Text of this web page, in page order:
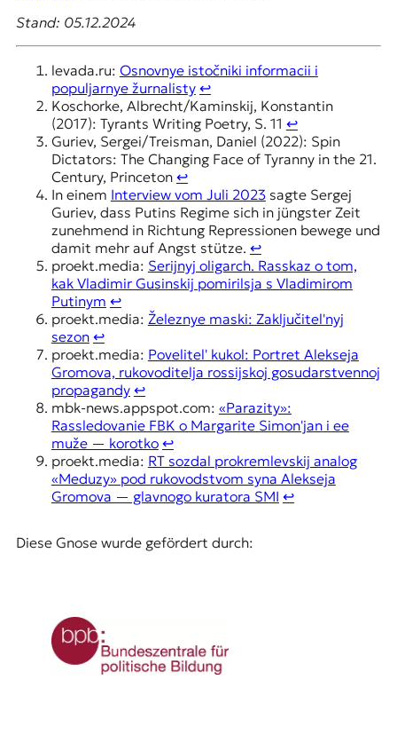
Stand: 05.12.2024
levada.ru: Osnovnye istočniki informacii i
populjarnye žurnalisty ↩︎
Koschorke, Albrecht/Kaminskij, Konstantin
(2017): Tyrants Writing Poetry, S. 11 ↩︎
Guriev, Sergei/Treisman, Daniel (2022): Spin
Dictators: The Changing Face of Tyranny in the 21.
Century, Princeton ↩︎
In einem Interview vom Juli 2023sagte Sergej
Guriev, dass Putins Regime sich in jüngster Zeit
zunehmend in Richtung Repressionen bewege und
damit mehr auf Angst stütze. ↩︎
proekt.media: Serijnyj oligarch. Rasskaz o tom,
kak Vladimir Gusinskij pomirilsja s Vladimirom
Putinym ↩︎
proekt.media: Železnye maski: Zaključitelʹnyj
sezon ↩︎
proekt.media: Povelitelʹ kukol: Portret Alekseja
Gromova, rukovoditelja rossijskoj gosudarstvennoj
propagandy ↩︎
mbk-news.appspot.com: «Parazity»:
Rassledovanie FBK o Margarite Simonʹjan i ee
muže — korotko ↩︎
proekt.media: RT sozdal prokremlevskij analog
«Meduzy» pod rukovodstvom syna Alekseja
Gromova — glavnogo kuratora SMI ↩︎
Diese Gnose wurde gefördert durch: